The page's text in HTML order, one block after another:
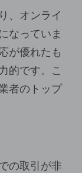
、オンライ
なっていま
が優れたも
的です。こ
者のトップ
の取引が非